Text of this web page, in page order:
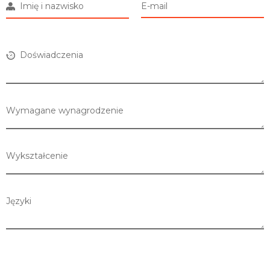
Imię i nazwisko E-mail
Doświadczenia
Wymagane wynagrodzenie
Wykształcenie
Języki